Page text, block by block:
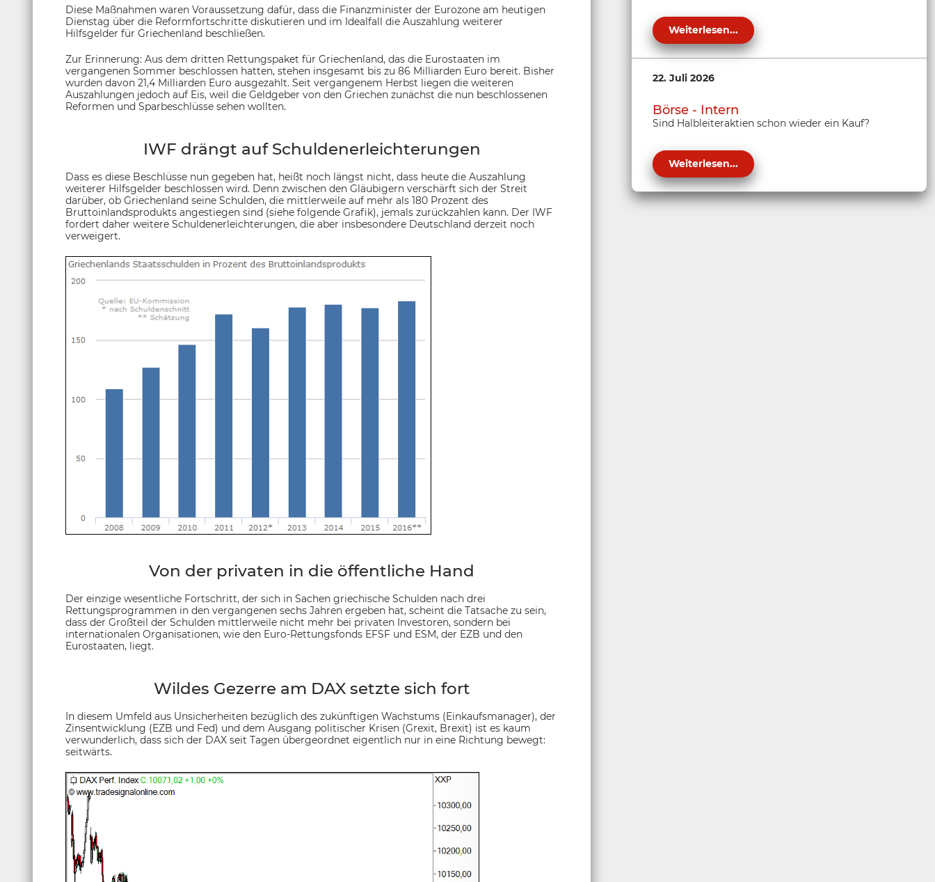
Diese Maßnahmen waren Voraussetzung dafür, dass die Finanzminister der Eurozone am heutigen
Dienstag über die Reformfortschritte diskutieren und im Idealfall die Auszahlung weiterer
Hilfsgelder für Griechenland beschließen.
Zur Erinnerung: Aus dem dritten Rettungspaket für Griechenland, das die Eurostaaten im
vergangenen Sommer beschlossen hatten, stehen insgesamt bis zu 86 Milliarden Euro bereit. Bisher
wurden davon 21,4 Milliarden Euro ausgezahlt. Seit vergangenem Herbst liegen die weiteren
Auszahlungen jedoch auf Eis, weil die Geldgeber von den Griechen zunächst die nun beschlossenen
Reformen und Sparbeschlüsse sehen wollten.
IWF drängt auf Schuldenerleichterungen
Dass es diese Beschlüsse nun gegeben hat, heißt noch längst nicht, dass heute die Auszahlung
weiterer Hilfsgelder beschlossen wird. Denn zwischen den Gläubigern verschärft sich der Streit
darüber, ob Griechenland seine Schulden, die mittlerweile auf mehr als 180 Prozent des
Bruttoinlandsprodukts angestiegen sind (siehe folgende Grafik), jemals zurückzahlen kann. Der IWF
fordert daher weitere Schuldenerleichterungen, die aber insbesondere Deutschland derzeit noch
verweigert.
Von der privaten in die öffentliche Hand
Der einzige wesentliche Fortschritt, der sich in Sachen griechische Schulden nach drei
Rettungsprogrammen in den vergangenen sechs Jahren ergeben hat, scheint die Tatsache zu sein,
dass der Großteil der Schulden mittlerweile nicht mehr bei privaten Investoren, sondern bei
internationalen Organisationen, wie den Euro-Rettungsfonds EFSF und ESM, der EZB und den
Eurostaaten, liegt.
Wildes Gezerre am DAX setzte sich fort
In diesem Umfeld aus Unsicherheiten bezüglich des zukünftigen Wachstums (Einkaufsmanager), der
Zinsentwicklung (EZB und Fed) und dem Ausgang politischer Krisen (Grexit, Brexit) ist es kaum
verwunderlich, dass sich der DAX seit Tagen übergeordnet eigentlich nur in eine Richtung bewegt:
seitwärts.
Weiterlesen...
22. Juli 2026
Börse - Intern
Sind Halbleiteraktien schon wieder ein Kauf?
Weiterlesen...